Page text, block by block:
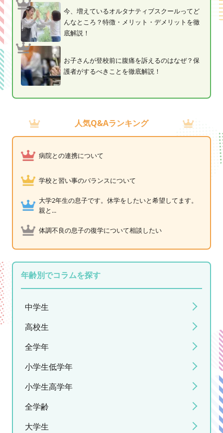
今、増えているオルタナティブスクールってど
んなところ？特徴・メリット・デメリットを徹
底解説！
お子さんが登校前に腹痛を訴えるのはなぜ？保
護者がするべきことを徹底解説！
人気Q&Aランキング
病院との連携について
学校と習い事のバランスについて
大学2年生の息子です。休学をしたいと希望してます。
親と...
体調不良の息子の復学について相談したい
年齢別でコラムを探す
中学生
高校生
全学年
小学生低学年
小学生高学年
全学齢
大学生